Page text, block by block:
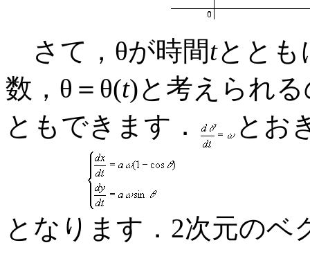
さて，θが時間tととも
数，θ＝θ(t)と考えられ
ともできます．
とお
となります．2次元のベ